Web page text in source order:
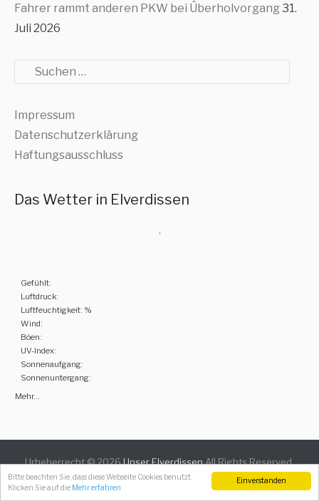
Einverstanden
Bitte beachten Sie, dass diese Webseite Cookies benutzt.
Klicken Sie auf die Mehr erfahren
Fahrer rammt anderen PKW bei Überholvorgang31.
Juli 2026
Suche
Impressum
Datenschutzerklärung
Haftungsausschluss
Das Wetter in Elverdissen
,
Gefühlt:
Luftdruck:
Luftfeuchtigkeit: %
Wind:
Böen:
UV-Index:
Sonnenaufgang:
Sonnenuntergang:
Mehr...
Urheberrecht © 2026Unser ElverdissenAll Rights Reserved.
Catch Everest Theme byCatch Themes